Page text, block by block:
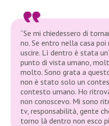
“Se mi chiedessero di
no. Se entro nella casa
uscire. Lì dentro è stata
punto di vista umano,
molto. Sono grata a
non è stato solo un
contesto umano. Ho
non conoscevo. Mi sono
tv, responsabilità, gente
torno là dentro non esco